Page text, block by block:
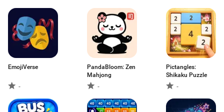
EmojiVerse
-
PandaBloom: Zen
Mahjong
-
Pictangles:
Shikaku Puzzle
-